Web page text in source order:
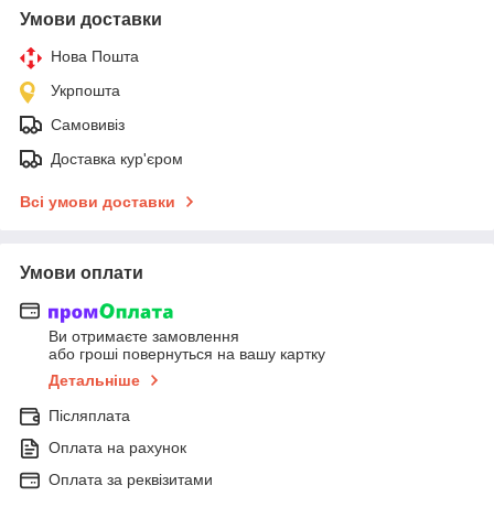
Умови доставки
Нова Пошта
Укрпошта
Самовивіз
Доставка кур'єром
Всі умови доставки
Умови оплати
Ви отримаєте замовлення
або гроші повернуться на вашу картку
Детальніше
Післяплата
Оплата на рахунок
Оплата за реквізитами